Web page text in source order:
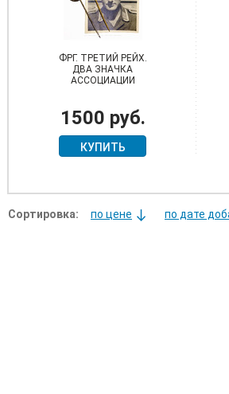
ФРГ. ТРЕТИЙ РЕЙХ.
ДВА ЗНАЧКА
АССОЦИАЦИИ
ВЛАДЕЛЬЦА
1500 руб.
КУПИТЬ
Сортировка: по цене по дате